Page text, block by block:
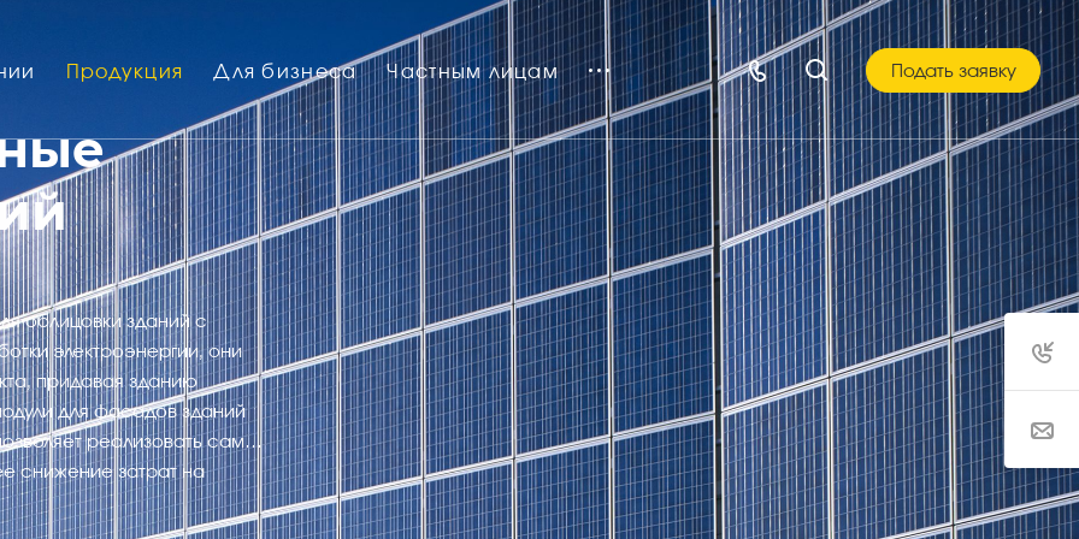
Продукция Для бизнеса Частным лицам Подать заявку
облицовки зданий с
электроэнергии, они
придавая зданию
для фасадов зданий
реализовать самые
снижение затрат на